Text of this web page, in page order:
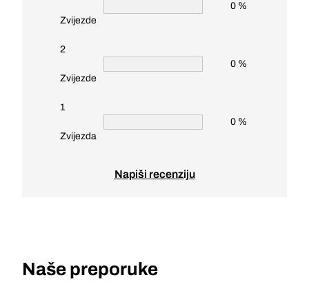
Zvijezde
0 %
2
Zvijezde
0 %
1
Zvijezda
0 %
Napiši recenziju
Naše preporuke